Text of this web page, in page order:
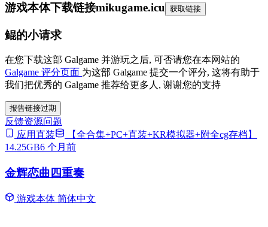
游戏本体下载链接mikugame.icu 获取链接
鲲的小请求
在您下载这部 Galgame 并游玩之后, 可否请您在本网站的
Galgame 评分页面 为这部 Galgame 提交一个评分, 这将有助于
我们把优秀的 Galgame 推荐给更多人, 谢谢您的支持
报告链接过期
反馈资源问题
应用直装
【全合集+PC+直装+KR模拟器+附全cg存档】
14.25GB6 个月前
金辉恋曲四重奏
游戏本体 简体中文